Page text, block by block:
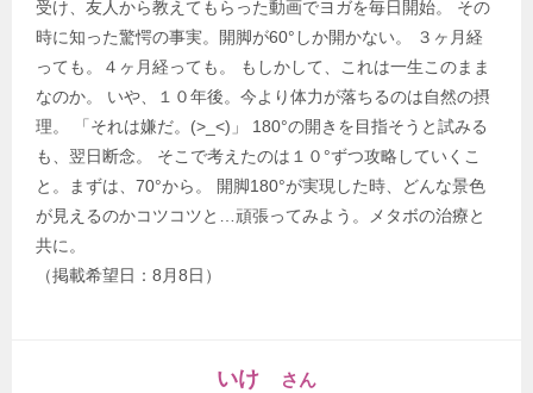
受け、友人から教えてもらった動画でヨガを毎日開始。 その
時に知った驚愕の事実。開脚が60°しか開かない。 ３ヶ月経
っても。４ヶ月経っても。 もしかして、これは一生このまま
なのか。 いや、１０年後。今より体力が落ちるのは自然の摂
理。 「それは嫌だ。(>_<)」 180°の開きを目指そうと試みる
も、翌日断念。 そこで考えたのは１０°ずつ攻略していくこ
と。まずは、70°から。 開脚180°が実現した時、どんな景色
が見えるのかコツコツと…頑張ってみよう。メタボの治療と
共に。
（掲載希望日：8月8日）
いけ さん